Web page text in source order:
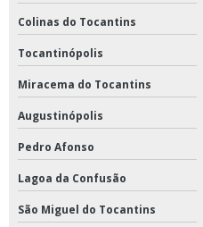
Colinas do Tocantins
Tocantinópolis
Miracema do Tocantins
Augustinópolis
Pedro Afonso
Lagoa da Confusão
São Miguel do Tocantins